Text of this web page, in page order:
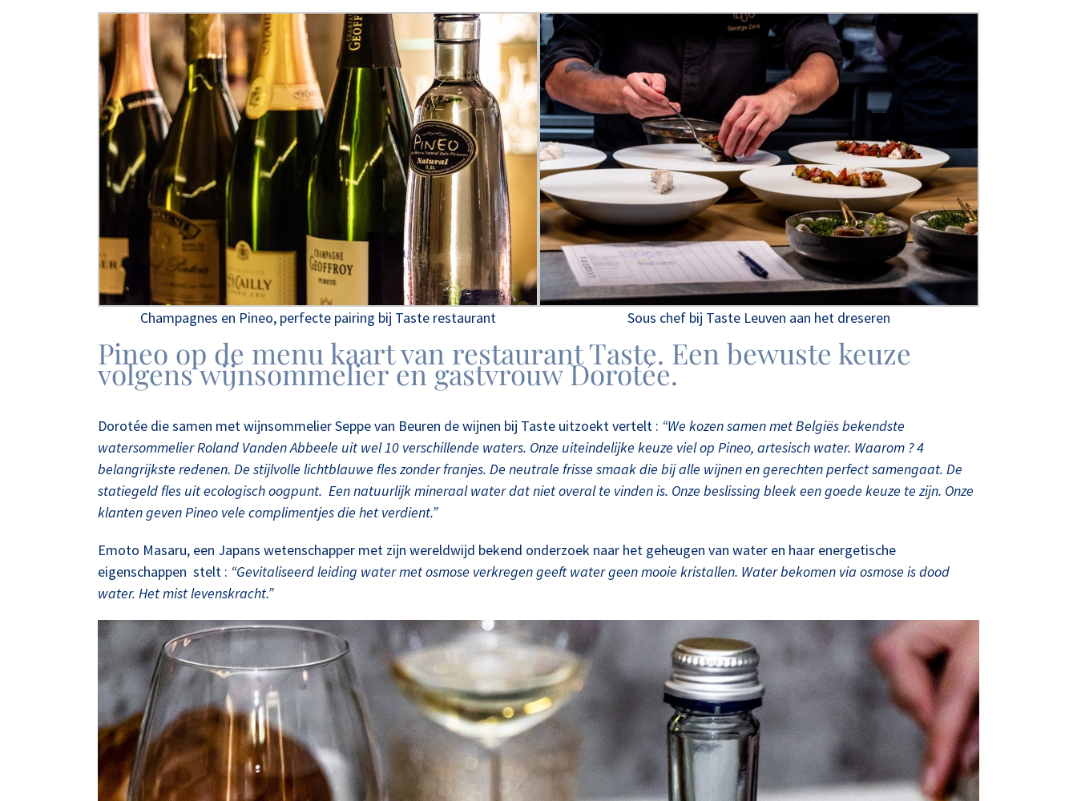
Champagnes en Pineo, perfecte pairing bij Taste restaurant Sous chef bij Taste Leuven aan het dreseren
Pineo op de menu kaart van restaurant Taste. Een bewuste keuze
volgens wijnsommelier en gastvrouw Dorotée.
Dorotée die samen met wijnsommelier Seppe van Beuren de wijnen bij Taste uitzoekt vertelt : “We kozen samen met Belgiës bekendste
watersommelier Roland Vanden Abbeele uit wel 10 verschillende waters. Onze uiteindelijke keuze viel op Pineo, artesisch water. Waarom ? 4
belangrijkste redenen. De stijlvolle lichtblauwe fles zonder franjes. De neutrale frisse smaak die bij alle wijnen en gerechten perfect samengaat. De
statiegeld fles uit ecologisch oogpunt. Een natuurlijk mineraal water dat niet overal te vinden is. Onze beslissing bleek een goede keuze te zijn. Onze
klanten geven Pineo vele complimentjes die het verdient.”
Emoto Masaru, een Japans wetenschapper met zijn wereldwijd bekend onderzoek naar het geheugen van water en haar energetische
eigenschappen stelt : “Gevitaliseerd leiding water met osmose verkregen geeft water geen mooie kristallen. Water bekomen via osmose is dood
water. Het mist levenskracht.”